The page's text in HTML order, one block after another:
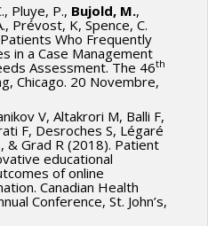
Pluye, P., Bujold, M.,
Prévost, K, Spence, C.
Who Frequently
in a Case Management
Assessment. The 46th
Chicago. 20 Novembre,
V, Altakrori M, Balli F,
F, Desroches S, Légaré
, & Grad R (2018). Patient
educational
of online
Canadian Health
Conference, St. John’s,